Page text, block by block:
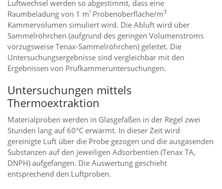
Luftwechsel werden so abgestimmt, dass eine
Raumbeladung von 1 m² Probenoberfläche/m3
Kammervolumen simuliert wird. Die Abluft wird über
Sammelröhrchen (aufgrund des geringen Volumenstroms
vorzugsweise Tenax-Sammelröhrchen) geleitet. Die
Untersuchungsergebnisse sind vergleichbar mit den
Ergebnissen von Prüfkammeruntersuchungen.
Untersuchungen mittels
Thermoextraktion
Materialproben werden in Glasgefäßen in der Regel zwei
Stunden lang auf 60°C erwärmt. In dieser Zeit wird
gereinigte Luft über die Probe gezogen und die ausgasenden
Substanzen auf den jeweiligen Adsorbentien (Tenax TA,
DNPH) aufgefangen. Die Auswertung geschieht
entsprechend den Luftproben.